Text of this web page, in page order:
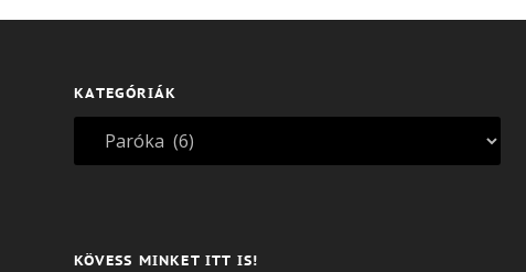
KATEGÓRIÁK
KÖVESS MINKET ITT IS!